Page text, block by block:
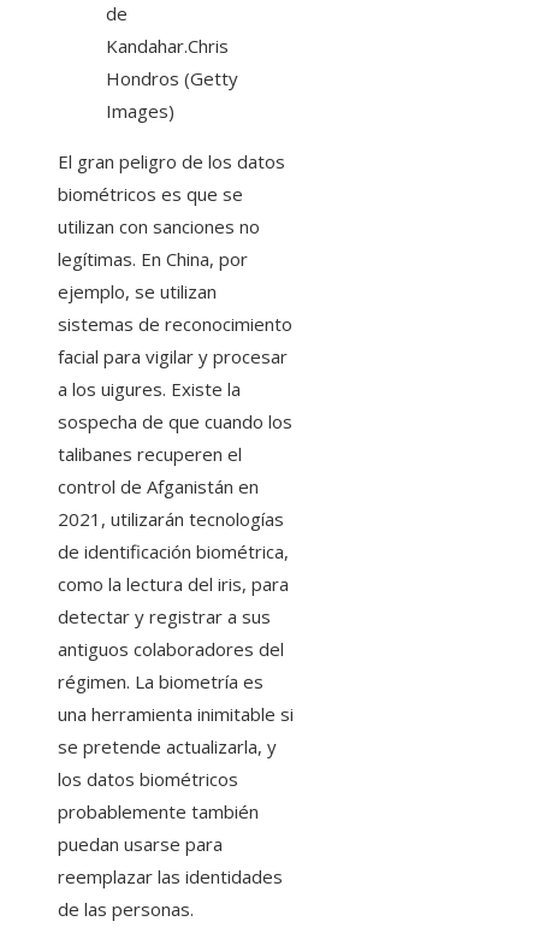
de
Kandahar.Chris
Hondros (Getty
Images)
El gran peligro de los datos
biométricos es que se
utilizan con sanciones no
legítimas. En China, por
ejemplo, se utilizan
sistemas de reconocimiento
facial para vigilar y procesar
a los uigures. Existe la
sospecha de que cuando los
talibanes recuperen el
control de Afganistán en
2021, utilizarán tecnologías
de identificación biométrica,
como la lectura del iris, para
detectar y registrar a sus
antiguos colaboradores del
régimen. La biometría es
una herramienta inimitable si
se pretende actualizarla, y
los datos biométricos
probablemente también
puedan usarse para
reemplazar las identidades
de las personas.